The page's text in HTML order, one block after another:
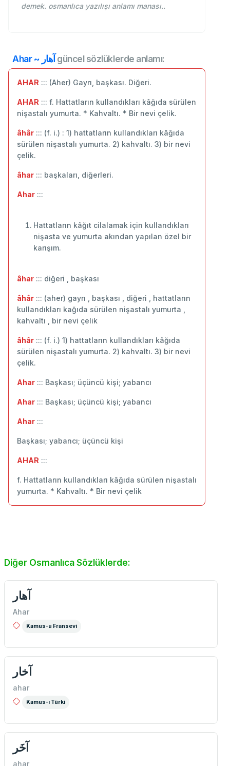
demek. osmanlıca yazılışı anlamı manası..
Ahar ~ آهار güncel sözlüklerde anlamı:
AHAR ::: (Aher) Gayrı, başkası. Diğeri.
AHAR ::: f. Hattatların kullandıkları kâğıda sürülen
nişastalı yumurta. * Kahvaltı. * Bir nevi çelik.
âhâr ::: (f. i.) : 1) hattatların kullandıkları kâğıda
sürülen nişastalı yumurta. 2) kahvaltı. 3) bir nevi
çelik.
âhar ::: başkaları, diğerleri.
Ahar :::
Hattatların kâğıt cilalamak için kullandıkları
nişasta ve yumurta akından yapılan özel bir
karışım.
âhar ::: diğeri , başkası
âhâr ::: (aher) gayrı , başkası , diğeri , hattatların
kullandıkları kağıda sürülen nişastalı yumurta ,
kahvaltı , bir nevi çelik
âhâr ::: (f. i.) 1) hattatların kullandıkları kâğıda
sürülen nişastalı yumurta. 2) kahvaltı. 3) bir nevi
çelik.
Ahar ::: Başkası; üçüncü kişi; yabancı
Ahar ::: Başkası; üçüncü kişi; yabancı
Ahar :::
Başkası; yabancı; üçüncü kişi
AHAR :::
f. Hattatların kullandıkları kâğıda sürülen nişastalı
yumurta. * Kahvaltı. * Bir nevi çelik
Diğer Osmanlıca Sözlüklerde:
آهار
Ahar
Kamus-u Fransevi
آخار
ahar
Kamus-ı Türki
آخَر
ahar